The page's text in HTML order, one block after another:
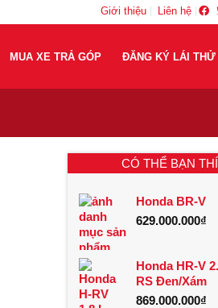
Giới thiệu Liên hệ
MUA XE TRẢ GÓP ĐĂNG KÝ LÁI THỬ
CÓ THỂ BẠN
Honda BR-V
629.000.000₫
Honda HR-V
RS Đen/Xám
869.000.000₫